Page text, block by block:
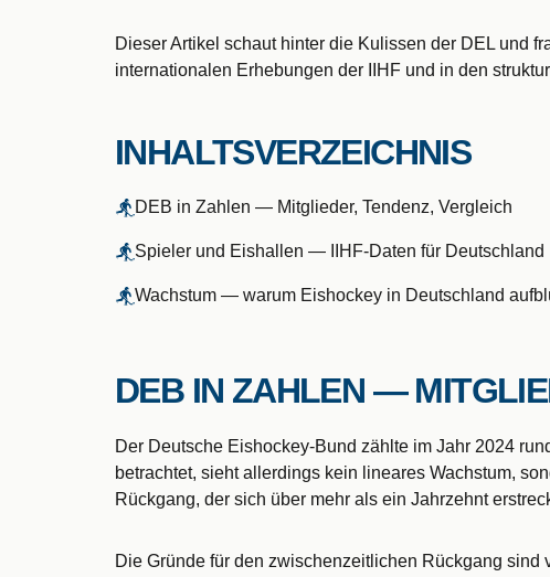
Dieser Artikel schaut hinter die Kulissen der DEL und
internationalen Erhebungen der IIHF und in den
INHALTSVERZEICHNIS
DEB in Zahlen — Mitglieder, Tendenz, Vergleich
Spieler und Eishallen — IIHF-Daten für Deutschland
Wachstum — warum Eishockey in Deutschland
DEB IN ZAHLEN —
Der Deutsche Eishockey-Bund zählte im Jahr 2024
betrachtet, sieht allerdings kein lineares Wachstum,
Rückgang, der sich über mehr als ein Jahrzehnt
Die Gründe für den zwischenzeitlichen Rückgang